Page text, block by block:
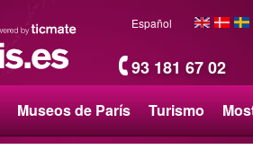
93 181 67 02
Español
Museos de París Turismo